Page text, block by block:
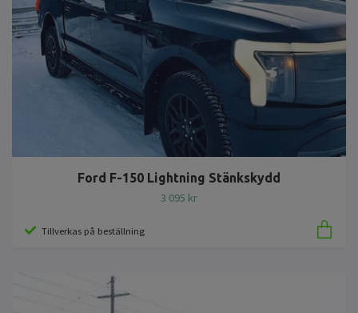
Ford F-150 Lightning Stänkskydd
3 095 kr
Tillverkas på beställning